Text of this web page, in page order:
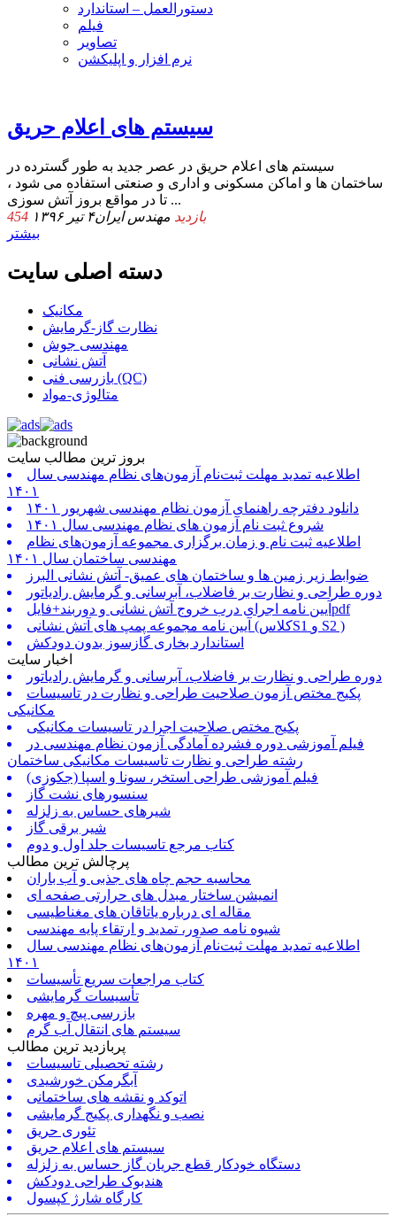
دستورالعمل – استاندارد
فیلم
تصاویر
نرم افزار و اپلیکشن
سیستم های اعلام حریق
سیستم های اعلام حریق در عصر جدید به طور گسترده در
ساختمان ها و اماکن مسکونی و اداری و صنعتی استفاده می شود ،
تا در مواقع بروز آتش سوزی ...
454 بازدید مهندس ایران۴ تیر ۱۳۹۶
بیشتر
دسته اصلی سایت
مکانیک
نظارت گاز-گرمایش
مهندسی جوش
آتش نشانی
بازرسی فنی (QC)
متالوژی-مواد
بروز ترین مطالب سایت
اطلاعیه تمدید مهلت ثبت‌نام آزمون‌های نظام مهندسی سال
۱۴۰۱
دانلود دفترچه راهنمای آزمون نظام مهندسی شهریور ۱۴۰۱
شروع ثبت نام آزمون های نظام مهندسی سال ۱۴۰۱
اطلاعیه ثبت نام و زمان برگزاری مجموعه آزمون‌های نظام
مهندسی ساختمان سال ۱۴۰۱
ضوابط زیر زمین ها و ساختمان های عمیق- آتش نشانی البرز
دوره طراحی و نظارت بر فاضلاب، آبرسانی و گرمایش رادیاتور
آیین نامه اجرای درب خروج آتش نشانی و دوربند+فایلpdf
آیین نامه مجموعه پمپ های آتش نشانی (کلاسS1 و S2 )
استاندارد بخاری گازسوز بدون دودکش
اخبار سایت
دوره طراحی و نظارت بر فاضلاب، آبرسانی و گرمایش رادیاتور
پکیج مختص آزمون صلاحیت طراحی و نظارت در تاسیسات
مکانیکی
پکیج مختص صلاحیت اجرا در تاسیسات مکانیکی
فیلم آموزشی دوره فشرده آمادگی آزمون نظام مهندسی در
رشته طراحی و نظارت تاسیسات مکانیکی ساختمان
فیلم آموزشی طراحی استخر، سونا و اسپا (جکوزی)
سنسورهای نشت گاز
شیرهای حساس به زلزله
شیر برقی گاز
کتاب مرجع تاسیسات جلد اول و دوم
پرچالش ترین مطالب
محاسبه حجم چاه های جذبی و آب باران
انمیشن ساختار مبدل های حرارتی صفحه ای
مقاله ای درباره یاتاقان های مغناطیسی
شیوه نامه صدور، تمدید و ارتقاء پایه مهندسی
اطلاعیه تمدید مهلت ثبت‌نام آزمون‌های نظام مهندسی سال
۱۴۰۱
کتاب مراجعات سریع تأسیسات
تأسیسات گرمایشی
بازرسی پیچ و مهره
سیستم های انتقال آب گرم
پربازدید ترین مطالب
رشته تحصیلی تاسیسات
آبگرمکن خورشیدی
اتوکد و نقشه های ساختمانی
نصب و نگهداری پکیج گرمایشی
تئوری حریق
سیستم های اعلام حریق
دستگاه خودکار قطع جریان گاز حساس به زلزله
هندبوک طراحی دودکش
کارگاه شارژ کپسول